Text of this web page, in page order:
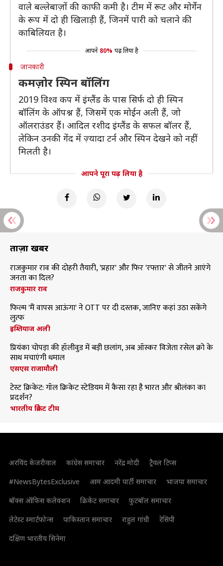
वाले बल्लेबाज़ों की काफी कमी है। टीम में रूट और मोर्गेन
के रूप में दो ही खिलाड़ी हैं, जिनमें पारी को चलाने की
काबिलियत है।
आपने 80% पढ़ लिया है
जानकारी
कमज़ोर स्पिन बॉलिंग
2019 विश्व कप में इंग्लैंड के पास सिर्फ दो ही स्पिन
बॉलिंग के ऑपश्न हैं, जिसमें एक मोईन अली हैं, जो
ऑलराउंडर हैं। आदिल रशीद इंग्लैंड के सफल बॉलर हैं,
लेकिन उनकी गेंद में ज़्यादा टर्न और स्पिन देखने को नहीं
मिलती है।
आपने पूरा पढ़ लिया है
ताज़ा खबरें
राजकुमार राव की दोहरी तैयारी, 'प्रहार' और फिर 'रफ्तार' से जीतने आएंगे
जनता का दिल?
राजकुमार राव
फिल्म 'मैं वापस आऊंगा' ने OTT पर दी दस्तक, जानिए कहां उठा सकेंगे
लुत्फ
इम्तियाज अली
प्रियंका चोपड़ा की हॉलीवुड में बड़ी छलांग, अब ऑस्कर विजेता रसेल क्रो के
साथ मचाएंगी धमाल
एसएस राजामौली
टेस्ट क्रिकेट: गॉल क्रिकेट स्टेडियम में कैसा रहा है भारत और श्रीलंका का
प्रदर्शन?
भारतीय क्रिकेट टीम
अरविंद केजरीवाल कांग्रेस समाचार नरेंद्र मोदी
ट्रैवल टिप्स
#NewsBytesExclusive
आम आदमी पार्टी समाचार
भाजपा समाचार
बॉक्स ऑफिस कलेक्शन
क्रिकेट समाचार
फुटबॉल समाचार
लेटेस्ट स्मार्टफोन्स
पाकिस्तान समाचार राहुल गांधी
रेसिपी
दक्षिण भारतीय सिनेमा